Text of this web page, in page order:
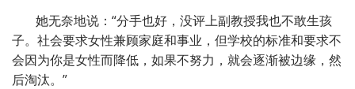
她无奈地说：“分手也好，没评上副教授我也不敢生孩
子。社会要求女性兼顾家庭和事业，但学校的标准和要求不
会因为你是女性而降低，如果不努力，就会逐渐被边缘，然
后淘汰。”